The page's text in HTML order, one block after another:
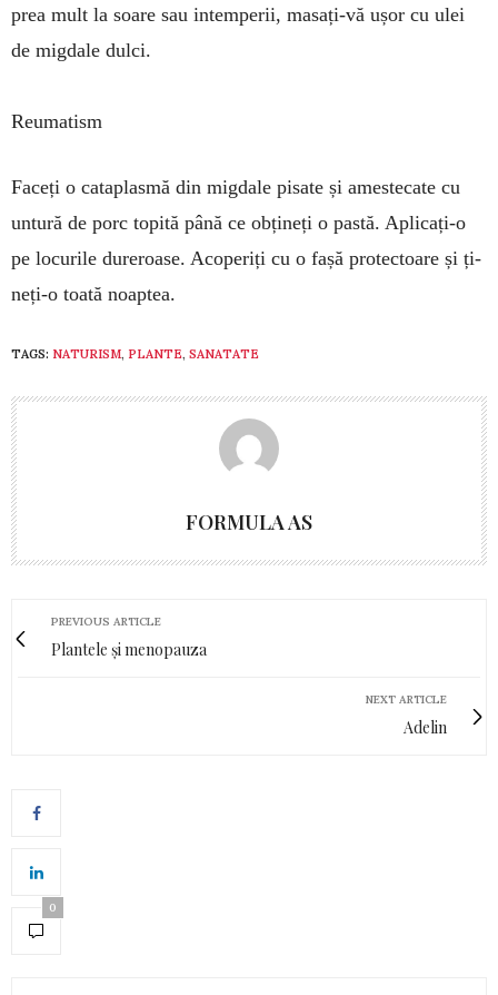
prea mult la soare sau in­temperii, masați-vă ușor cu ulei
de mig­dale dulci.
Reumatism
Faceți o cataplasmă din migdale pisate și ameste­ca­te cu
untură de porc topită până ce obțineți o pastă. Aplica­ți-o
pe locurile dure­roase. A­coperiți cu o fașă protectoare și ți­
neți-o toată noaptea.
TAGS: NATURISM, PLANTE, SANATATE
FORMULA AS
PREVIOUS ARTICLE
Plantele și menopauza
NEXT ARTICLE
Adelin
0